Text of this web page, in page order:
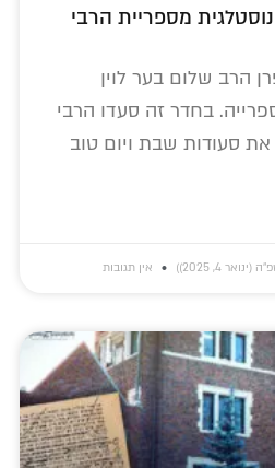
מספריית הרבי
הרב שלום בער לוין
בחדר זה סעדו הרבי
סעודות שבת ויום טוב
4, 2025)) אין תגובות